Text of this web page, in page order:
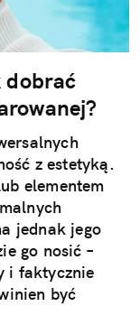
dobrać
z estetyką.
elementem
jednak jego
go nosić –
i faktycznie
być